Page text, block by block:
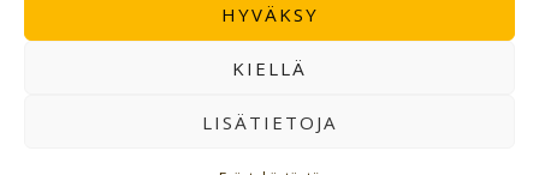
HYVÄKSY
KIELLÄ
LISÄTIETOJA
·Toteutus ja ylläpito MMD Networks